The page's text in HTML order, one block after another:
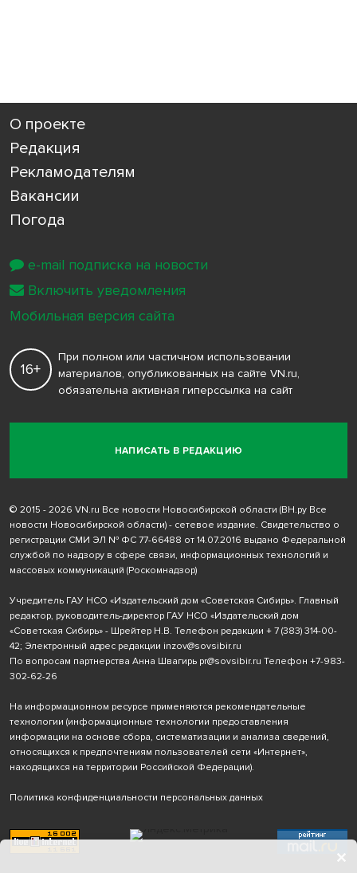
О проекте
Редакция
Рекламодателям
Вакансии
Погода
НАПИСАТЬ В РЕДАКЦИЮ
16+
При полном или частичном использовании
материалов, опубликованных на сайте VN.ru,
обязательна активная гиперссылка на сайт
© 2015 - 2026 VN.ru Все новости Новосибирской области (ВН.ру Все
новости Новосибирской области) - сетевое издание. Свидетельство о
регистрации СМИ ЭЛ № ФС 77-66488 от 14.07.2016 выдано Федеральной
службой по надзору в сфере связи, информационных технологий и
массовых коммуникаций (Роскомнадзор)
Учредитель ГАУ НСО «Издательский дом «Советская Сибирь». Главный
редактор, руководитель-директор ГАУ НСО «Издательский дом
«Советская Сибирь» - Шрейтер Н.В. Телефон редакции + 7 (383) 314-00-
42; Электронный адрес редакции inzov@sovsibir.ru
По вопросам партнерства Анна Швагирь pr@sovsibir.ru Телефон +7-983-
302-62-26
На информационном ресурсе применяются рекомендательные
технологии (информационные технологии предоставления
информации на основе сбора, систематизации и анализа сведений,
относящихся к предпочтениям пользователей сети «Интернет»,
находящихся на территории Российской Федерации).
Политика конфиденциальности персональных данных
e-mail подписка на новости
Включить уведомления
Мобильная версия сайта